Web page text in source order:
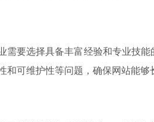
需要选择具备丰富经验和专业技
可维护性等问题，确保网站能够